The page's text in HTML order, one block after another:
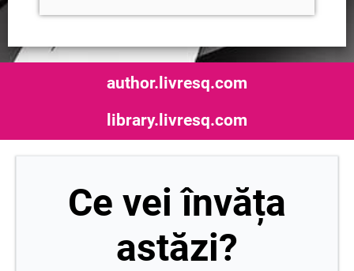
author.livresq.com
library.livresq.com
Ce vei învăța
astăzi?